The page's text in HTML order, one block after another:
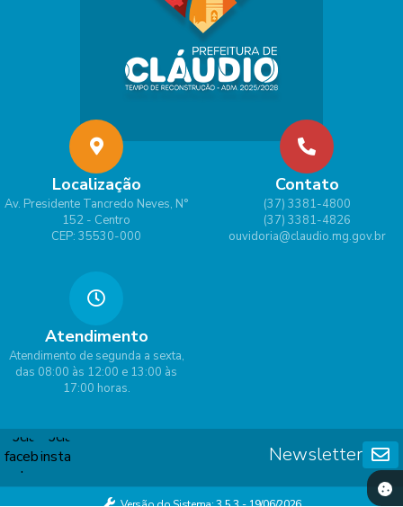
Localização
Av. Presidente Tancredo Neves, N°
152 - Centro
CEP: 35530-000
Contato
(37) 3381-4800
(37) 3381-4826
ouvidoria@claudio.mg.gov.br
Atendimento
Atendimento de segunda a sexta,
das 08:00 às 12:00 e 13:00 às
17:00 horas.
Newsletter
Versão do Sistema:3.5.3 - 19/06/2026